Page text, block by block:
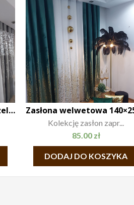
Zasłona Dubaj 140×250 przelotka
Kolekcję zasłon zapr...
85.00 zł
DODAJ DO KOSZYKA